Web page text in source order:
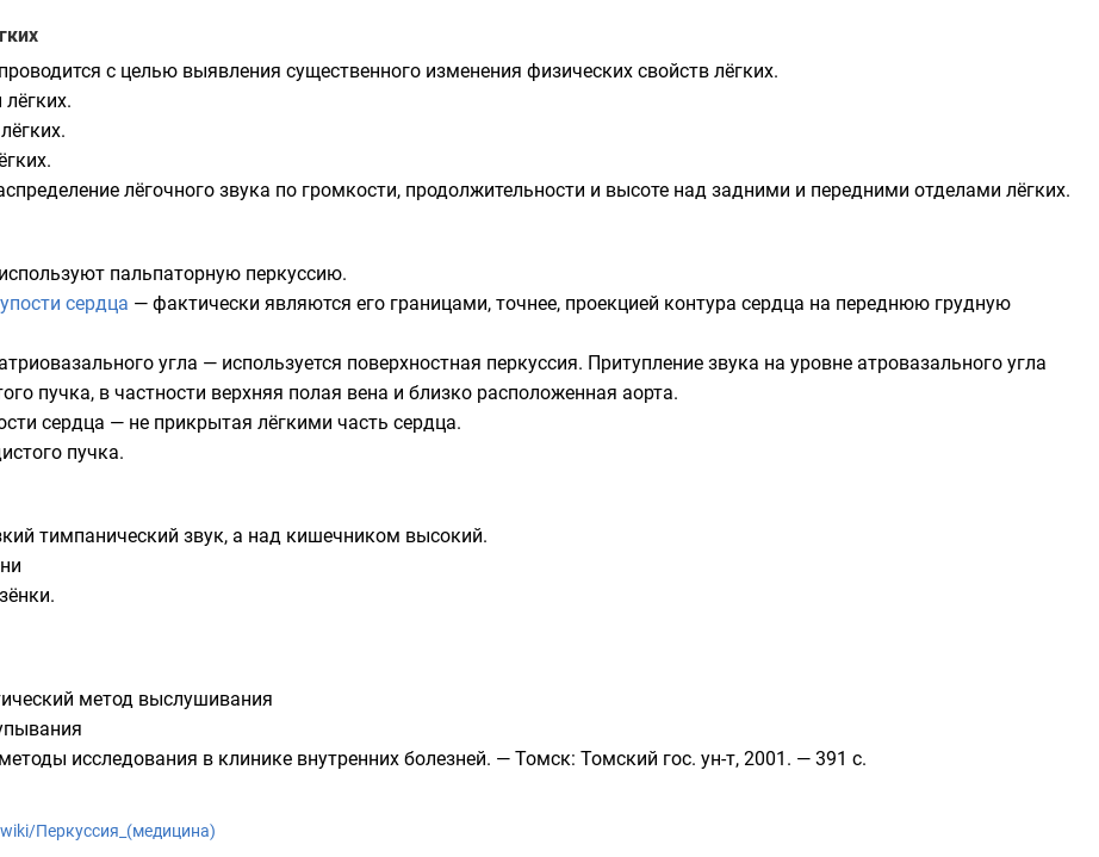
с целью выявления существенного изменения физических свойств лёгких.
лёгочного звука по громкости, продолжительности и высоте над задними и передними отделами лёгких.
пальпаторную перкуссию.
сердца — фактически являются его границами, точнее, проекцией контура сердца на переднюю грудную
атриовазального угла — используется поверхностная перкуссия. Притупление звука на уровне атровазального угла
пучка, в частности верхняя полая вена и близко расположенная аорта.
сердца — не прикрытая лёгкими часть сердца.
пучка.
тимпанический звук, а над кишечником высокий.
метод выслушивания
исследования в клинике внутренних болезней. — Томск: Томский гос. ун-т, 2001. — 391 с.
Перкуссия_(медицина)